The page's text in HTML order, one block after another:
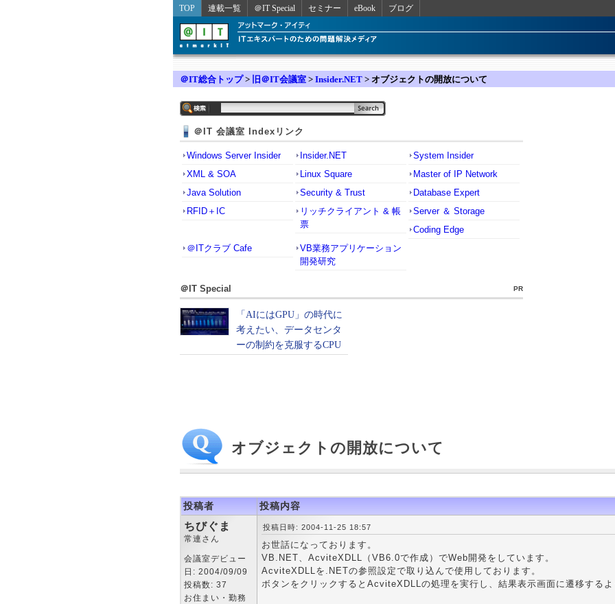
TOP 連載一覧 ＠IT Special セミナー eBook ブログ
＠IT総合トップ> 旧＠IT会議室 > Insider.NET > オブジェクトの開放について
＠IT 会議室 Indexリンク
Windows Server Insider Insider.NET
System Insider
XML & SOA
Linux Square
Master of IP Network
Java Solution
Security & Trust
Database Expert
RFID＋IC
リッチクライアント & 帳
票
Server ＆ Storage
Coding Edge
＠ITクラブ Cafe
VB業務アプリケーション
開発研究
＠IT Special PR
オブジェクトの開放について
投稿者 投稿内容
ちびぐま
常連さん
会議室デビュー
日: 2004/09/09
投稿数: 37
お住まい・勤務
投稿日時: 2004-11-25 18:57
お世話になっております。
VB.NET、AcviteXDLL（VB6.0で作成）でWeb開発をしています。
AcviteXDLLを.NETの参照設定で取り込んで使用しております。
ボタンをクリックするとAcviteXDLLの処理を実行し、結果表示画面に遷移するよ